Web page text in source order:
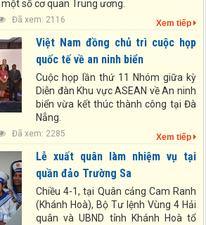
số cơ quan Trung ương.
Đã xem: 2116 Xem tiếp
Việt Nam đồng chủ trì cuộc họp
quốc tế về an ninh biển
Cuộc họp lần thứ 11 Nhóm giữa kỳ
Diễn đàn Khu vực ASEAN về An ninh
biển vừa kết thúc thành công tại Đà
Nẵng.
Đã xem: 2285 Xem tiếp
Lễ xuất quân làm nhiệm vụ tại
quần đảo Trường Sa
Chiều 4-1, tại Quân cảng Cam Ranh
(Khánh Hoà), Bộ Tư lệnh Vùng 4 Hải
quân và UBND tỉnh Khánh Hoà tổ